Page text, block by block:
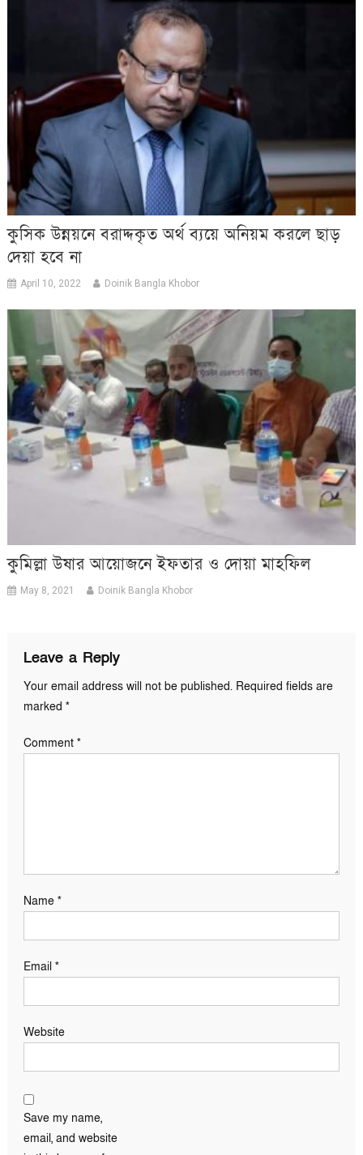
কুসিক উন্নয়নে‌ বরাদ্দকৃত অর্থ ব্যয়ে অনিয়ম করলে ছাড়
দেয়া হবে না
April 10, 2022 Doinik Bangla Khobor
কুমিল্লা উষার আয়োজনে ইফতার ও দোয়া মাহফিল
May 8, 2021 Doinik Bangla Khobor
Leave a Reply
Your email address will not be published. Required fields are
marked *
Comment *
Name *
Email *
Website
Save my name,
email, and website